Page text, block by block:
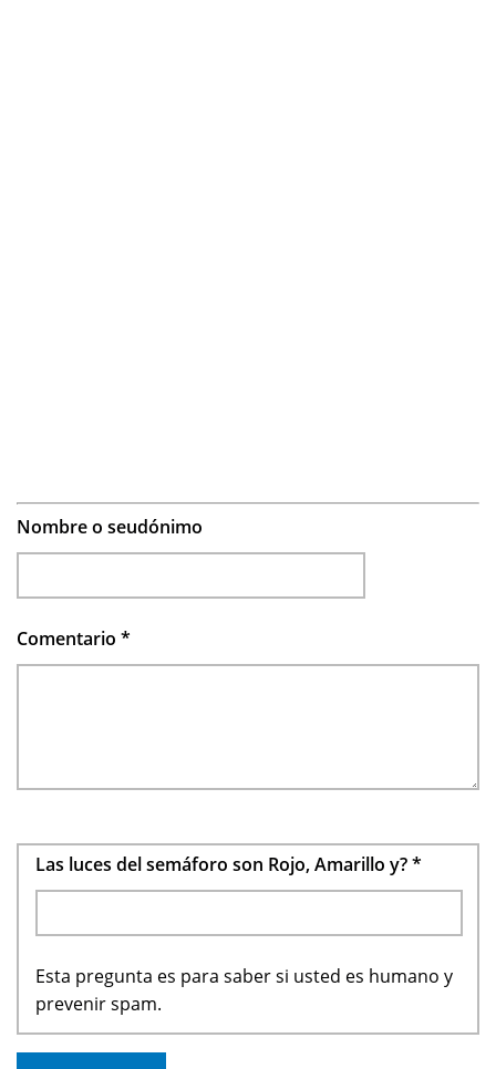
Nombre o seudónimo
Comentario *
Las luces del semáforo son Rojo, Amarillo y?*
Esta pregunta es para saber si usted es humano y
prevenir spam.